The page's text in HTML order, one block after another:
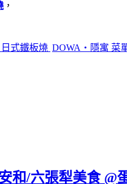
，
式鐵板燒 DOWA・隱寓 菜
和/六張犁美食 @